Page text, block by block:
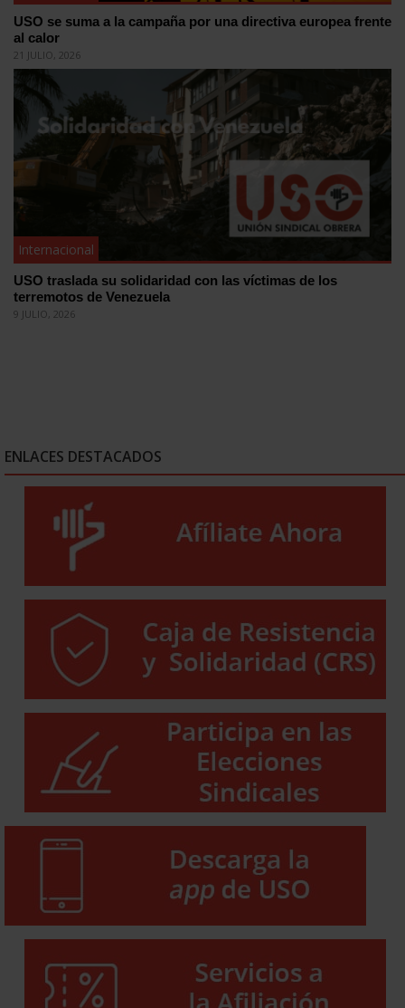
USO se suma a la campaña por una directiva europea frente
al calor
21 JULIO, 2026
Internacional
USO traslada su solidaridad con las víctimas de los
terremotos de Venezuela
9 JULIO, 2026
ENLACES DESTACADOS